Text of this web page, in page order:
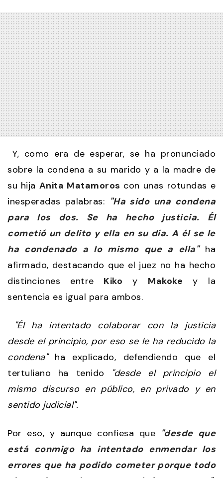
Y, como era de esperar, se ha pronunciado
sobre la condena a su marido y a la madre de
su hija Anita Matamoros con unas rotundas e
inesperadas palabras: "Ha sido una condena
para los dos. Se ha hecho justicia. Él
cometió un delito y ella en su día. A él se le
ha condenado a lo mismo que a ella"ha
afirmado, destacando que el juez no ha hecho
distinciones entre Kiko y Makoke y la
sentencia es igual para ambos.
"Él ha intentado colaborar con la justicia
desde el principio, por eso se le ha reducido la
condena"ha explicado, defendiendo que el
tertuliano ha tenido
"desde el principio el
mismo discurso en público, en privado y en
sentido judicial".
Por eso, y aunque confiesa que "desde que
está conmigo ha intentado enmendar los
errores que ha podido cometer porque todo